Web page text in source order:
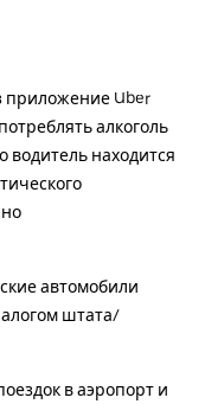
приложение Uber
алкоголь
водитель находится
автомобили
штата/
в аэропорт и